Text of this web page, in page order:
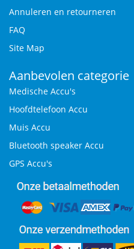
Annuleren en retourneren
FAQ
Site Map
Aanbevolen categorie
Medische Accu's
Hoofdtelefoon Accu
Muis Accu
Bluetooth speaker Accu
GPS Accu's